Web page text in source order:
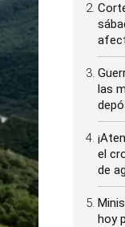
las
el
de
hoy